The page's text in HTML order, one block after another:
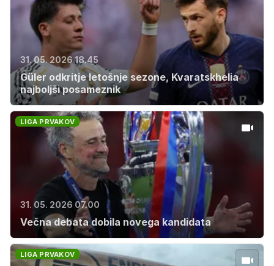
31. 05. 2026 18.45
Güler odkritje letošnje sezone, Kvaratskhelia
najboljši posameznik
LIGA PRVAKOV
31. 05. 2026 07.00
Večna debata dobila novega kandidata
LIGA PRVAKOV